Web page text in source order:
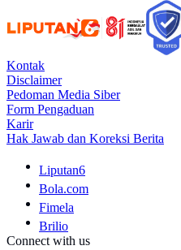
Kontak
Disclaimer
Pedoman Media Siber
Form Pengaduan
Karir
Hak Jawab dan Koreksi Berita
Liputan6
Bola.com
Fimela
Brilio
Connect with us